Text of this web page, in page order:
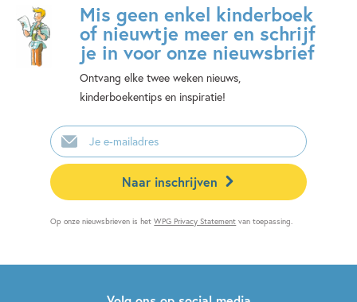
Mis geen enkel kinderboek
of nieuwtje meer en schrijf
je in voor onze nieuwsbrief
Ontvang elke twee weken nieuws,
kinderboekentips en inspiratie!
E-
mailadres
Naar inschrijven
Op onze nieuwsbrieven is hetWPG Privacy Statement van toepassing.